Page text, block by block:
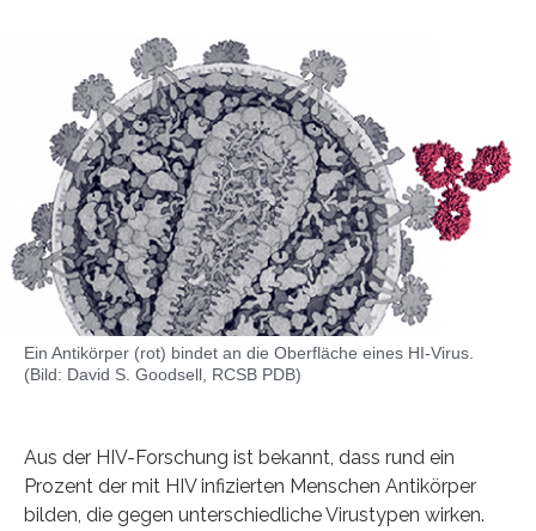
Ein Antikörper (rot) bindet an die Oberfläche eines HI-Virus.
(Bild: David S. Goodsell, RCSB PDB)
Aus der HIV-Forschung ist bekannt, dass rund ein
Prozent der mit HIV infizierten Menschen Antikörper
bilden, die gegen unterschiedliche Virustypen wirken.